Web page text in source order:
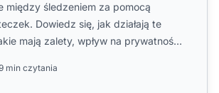
między śledzeniem za pomocą
Dowiedz się, jak działają te
mają zalety, wpływ na prywatność i
min czytania